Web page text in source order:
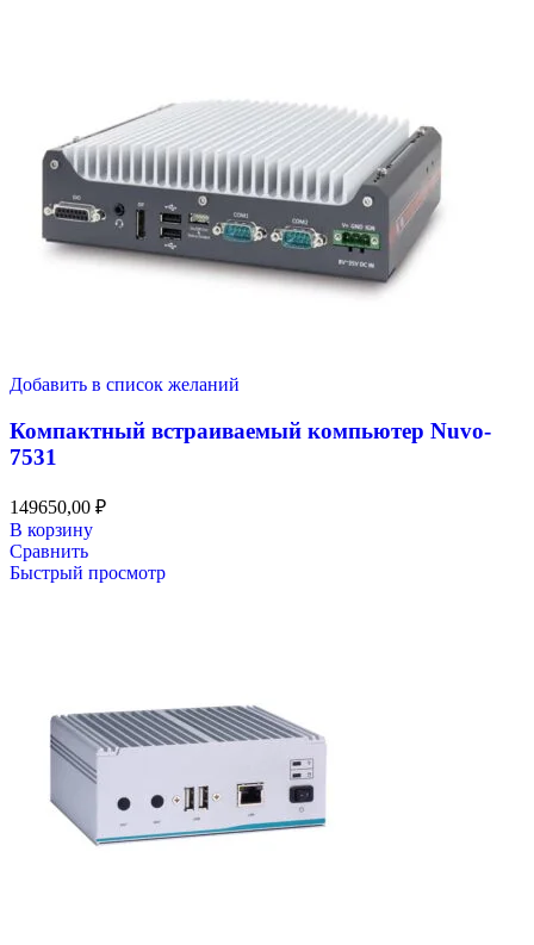
Добавить в список желаний
Компактный встраиваемый компьютер Nuvo-
7531
149650,00 ₽
В корзину
Сравнить
Быстрый просмотр